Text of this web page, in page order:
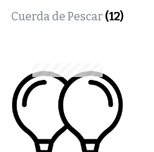
Cuerda de Pescar (12)